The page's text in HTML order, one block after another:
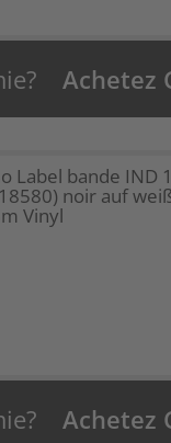
Achetez
Label bande IND
noir auf
Vinyl
Achetez